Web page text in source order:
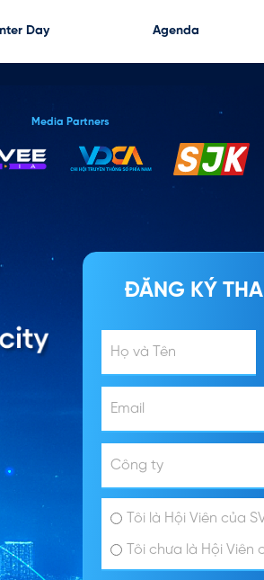
Day Agenda
ĐĂNG KÝ
Tôi là Hội Viên của
Tôi chưa là Hội Viên
Media Partners